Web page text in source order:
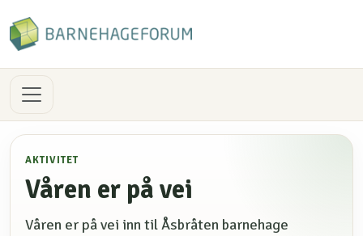
AKTIVITET
Våren er på vei
Våren er på vei inn til Åsbråten barnehage